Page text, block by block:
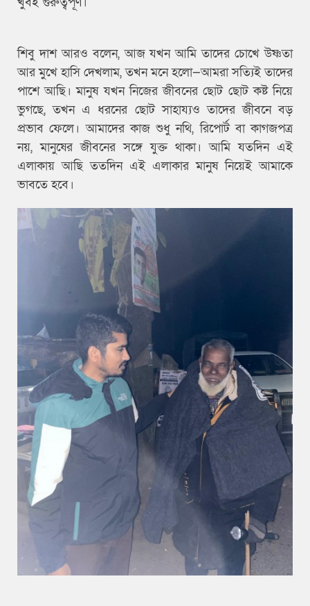
শিবু দাশ আরও বলেন, আজ যখন আমি তাদের চোখে উষ্ণতা
আর মুখে হাসি দেখলাম, তখন মনে হলো—আমরা সত্যিই তাদের
পাশে আছি। মানুষ যখন নিজের জীবনের ছোট ছোট কষ্ট নিয়ে
ভুগছে, তখন এ ধরনের ছোট সাহায্যও তাদের জীবনে বড়
প্রভাব ফেলে। আমাদের কাজ শুধু নথি, রিপোর্ট বা কাগজপত্র
নয়, মানুষের জীবনের সঙ্গে যুক্ত থাকা। আমি যতদিন এই
এলাকায় আছি ততদিন এই এলাকার মানুষ নিয়েই আমাকে
ভাবতে হবে।